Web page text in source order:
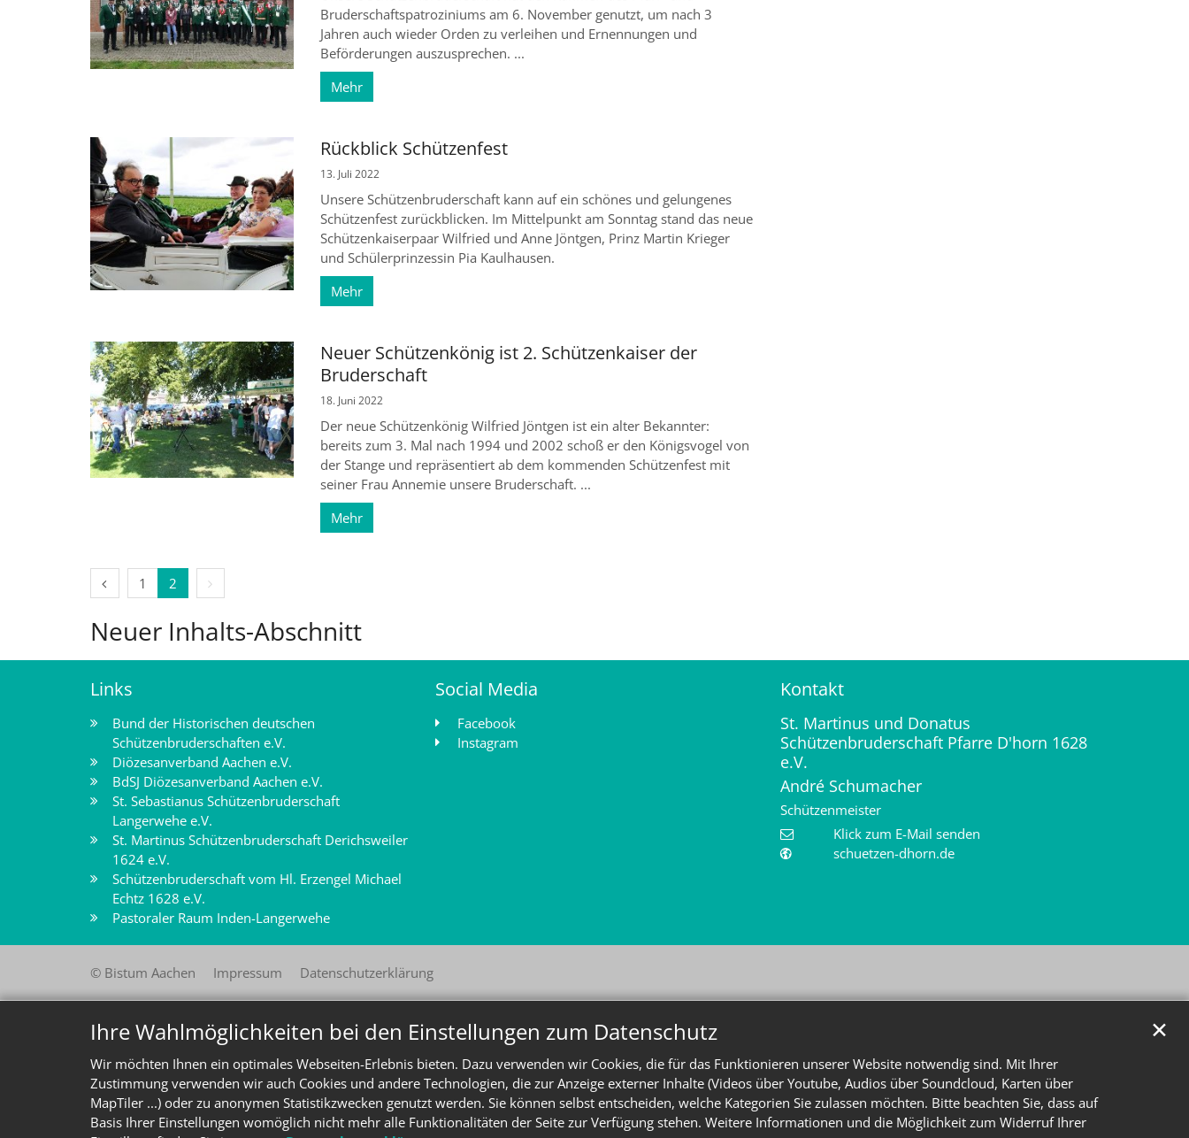
Ihre Wahlmöglichkeiten bei den Einstellungen zum Datenschutz
Wir möchten Ihnen ein optimales Webseiten-Erlebnis bieten. Dazu verwenden wir Cookies, die für das Funktionieren unserer Website notwendig sind. Mit Ihrer
Zustimmung verwenden wir auch Cookies und andere Technologien, die zur Anzeige externer Inhalte (Videos über Youtube, Audios über Soundcloud, Karten über
MapTiler ...) oder zu anonymen Statistikzwecken genutzt werden. Sie können selbst entscheiden, welche Kategorien Sie zulassen möchten. Bitte beachten Sie, dass auf
Basis Ihrer Einstellungen womöglich nicht mehr alle Funktionalitäten der Seite zur Verfügung stehen. Weitere Informationen und die Möglichkeit zum Widerruf Ihrer
✕
Bruderschaftspatroziniums am 6. November genutzt, um nach 3
Jahren auch wieder Orden zu verleihen und Ernennungen und
Beförderungen auszusprechen. ...
Mehr
Rückblick Schützenfest
13. Juli 2022
Unsere Schützenbruderschaft kann auf ein schönes und gelungenes
Schützenfest zurückblicken. Im Mittelpunkt am Sonntag stand das neue
Schützenkaiserpaar Wilfried und Anne Jöntgen, Prinz Martin Krieger
und Schülerprinzessin Pia Kaulhausen.
Mehr
Neuer Schützenkönig ist 2. Schützenkaiser der
Bruderschaft
18. Juni 2022
Der neue Schützenkönig Wilfried Jöntgen ist ein alter Bekannter:
bereits zum 3. Mal nach 1994 und 2002 schoß er den Königsvogel von
der Stange und repräsentiert ab dem kommenden Schützenfest mit
seiner Frau Annemie unsere Bruderschaft. ...
Mehr
Vorherige Seite
1 2 Nächste Seite
Neuer Inhalts-Abschnitt
Links
Bund der Historischen deutschen
Schützenbruderschaften e.V.
Diözesanverband Aachen e.V.
BdSJ Diözesanverband Aachen e.V.
St. Sebastianus Schützenbruderschaft
Langerwehe e.V.
St. Martinus Schützenbruderschaft Derichsweiler
1624 e.V.
Schützenbruderschaft vom Hl. Erzengel Michael
Echtz 1628 e.V.
Pastoraler Raum Inden-Langerwehe
Social Media
Facebook
Instagram
Kontakt
St. Martinus und Donatus
Schützenbruderschaft Pfarre D'horn 1628
e.V.
André Schumacher
Schützenmeister
Klick zum E-Mail senden
schuetzen-dhorn.de
© Bistum Aachen Impressum Datenschutzerklärung